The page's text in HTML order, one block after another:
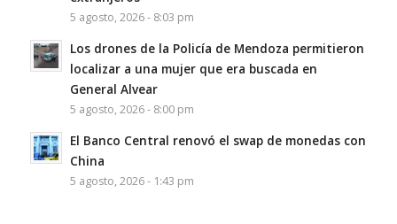
5 agosto, 2026 - 8:03 pm
Los drones de la Policía de Mendoza permitieron
localizar a una mujer que era buscada en
General Alvear
5 agosto, 2026 - 8:00 pm
El Banco Central renovó el swap de monedas con
China
5 agosto, 2026 - 1:43 pm